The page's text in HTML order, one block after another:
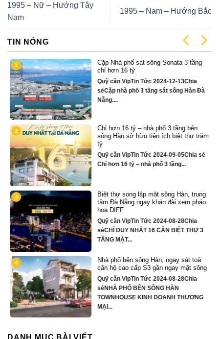
1995 – Nữ – Hướng Tây
Nam
1995 – Nam – Hướng Bắc
TIN NÓNG
1
Cặp Nhà phố sát sông Sonata 3 tầng
chỉ hơn 16 tỷ
Quỹ căn VipTin Tức 2024-12-13Chia
sẻCặp nhà phố 3 tầng sát sông Hàn Đà
Nẵng....
2
Chỉ hơn 16 tỷ – nhà phố 3 tầng bên
sông Hàn sở hữu tiện ích biệt thự trăm
tỷ
Quỹ căn VipTin Tức 2024-09-05Chia sẻ
Chỉ hơn 16 tỷ – nhà phố 3 tầng...
3
Biệt thự song lập mặt sông Hàn, trung
tâm Đà Nẵng ngay khán đài xem pháo
hoa DIFF
Quỹ căn VipTin Tức 2024-08-28Chia
sẻCHỈ DUY NHẤT 16 CĂN BIỆT THỰ 3
TẦNG MẶT...
4
Nhà phố bên sông Hàn, ngay sát toà
căn hộ cao cấp S3 gần ngay mặt sông
Quỹ căn VipTin Tức 2024-08-28Chia
sẻNHÀ PHỐ BÊN SÔNG HÀN
TOWNHOUSE KINH DOANH THƯƠNG
MẠI...